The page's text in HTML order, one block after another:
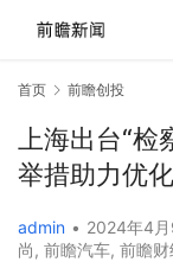
首页 前瞻创投
上海出台“检
举措助力优
admin • 2024年4
尚, 前瞻汽车, 前瞻财